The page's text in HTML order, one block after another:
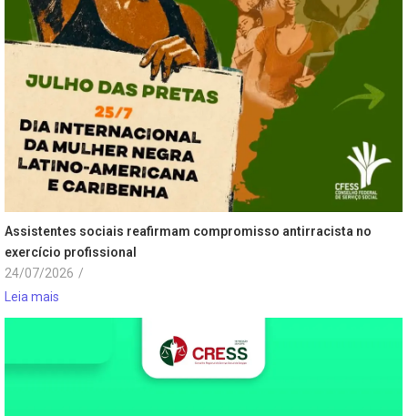
Assistentes sociais reafirmam compromisso antirracista no
exercício profissional
24/07/2026 /
Leia mais